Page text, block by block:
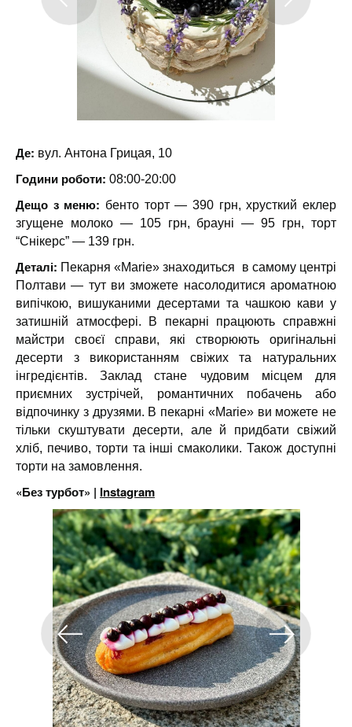
Де: вул. Антона Грицая, 10
Години роботи: 08:00-20:00
Дещо з меню: бенто торт — 390 грн, хрусткий еклер
згущене молоко — 105 грн, брауні — 95 грн, торт
“Снікерс” — 139 грн.
Деталі: Пекарня «Marie» знаходиться в самому центрі
Полтави — тут ви зможете насолодитися ароматною
випічкою, вишуканими десертами та чашкою кави у
затишній атмосфері. В пекарні працюють справжні
майстри своєї справи, які створюють оригінальні
десерти з використанням свіжих та натуральних
інгредієнтів. Заклад стане чудовим місцем для
приємних зустрічей, романтичних побачень або
відпочинку з друзями. В пекарні «Marie» ви можете не
тільки скуштувати десерти, але й придбати свіжий
хліб, печиво, торти та інші смаколики. Також доступні
торти на замовлення.
«Без турбот» | Instagram